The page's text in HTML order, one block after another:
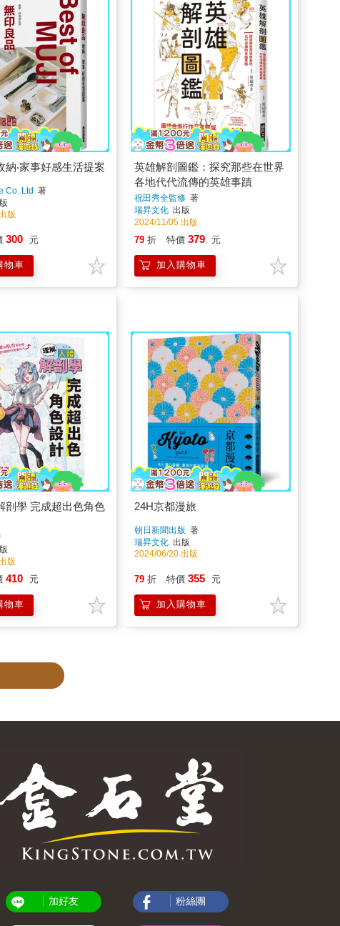
納‧家事好感生活提案
Co. Ltd 著
版
300 元
物車
英雄解剖圖鑑：探究那些在世界
各地代代流傳的英雄事蹟
祝田秀全監修著
瑞昇文化 出版
2024/11/05 出版
79 折 特價 379 元
加入購物車
剖學 完成超出色角色
版
410 元
物車
24H京都漫旅
朝日新聞出版 著
瑞昇文化 出版
2024/06/20 出版
79 折 特價 355 元
加入購物車
加好友 粉絲團